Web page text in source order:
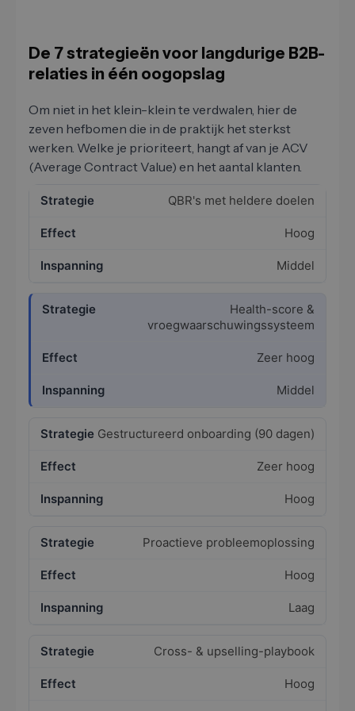
De 7 strategieën voor langdurige B2B-
relaties in één oogopslag
Om niet in het klein-klein te verdwalen, hier de
zeven hefbomen die in de praktijk het sterkst
werken. Welke je prioriteert, hangt af van je ACV
(Average Contract Value) en het aantal klanten.
QBR's met heldere doelen
Hoog
Middel
Health-score &
vroegwaarschuwingssysteem
Zeer hoog
Middel
Gestructureerd onboarding (90 dagen)
Zeer hoog
Hoog
Proactieve probleemoplossing
Hoog
Laag
Cross- & upselling-playbook
Hoog